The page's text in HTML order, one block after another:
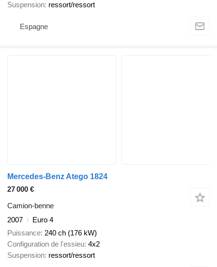
Suspension ressort/ressort
Espagne
Mercedes-Benz Atego 1824
27 000 €
Camion-benne
2007
Euro 4
Puissance 240 ch (176 kW)
Configuration de l'essieu 4x2
Suspension ressort/ressort